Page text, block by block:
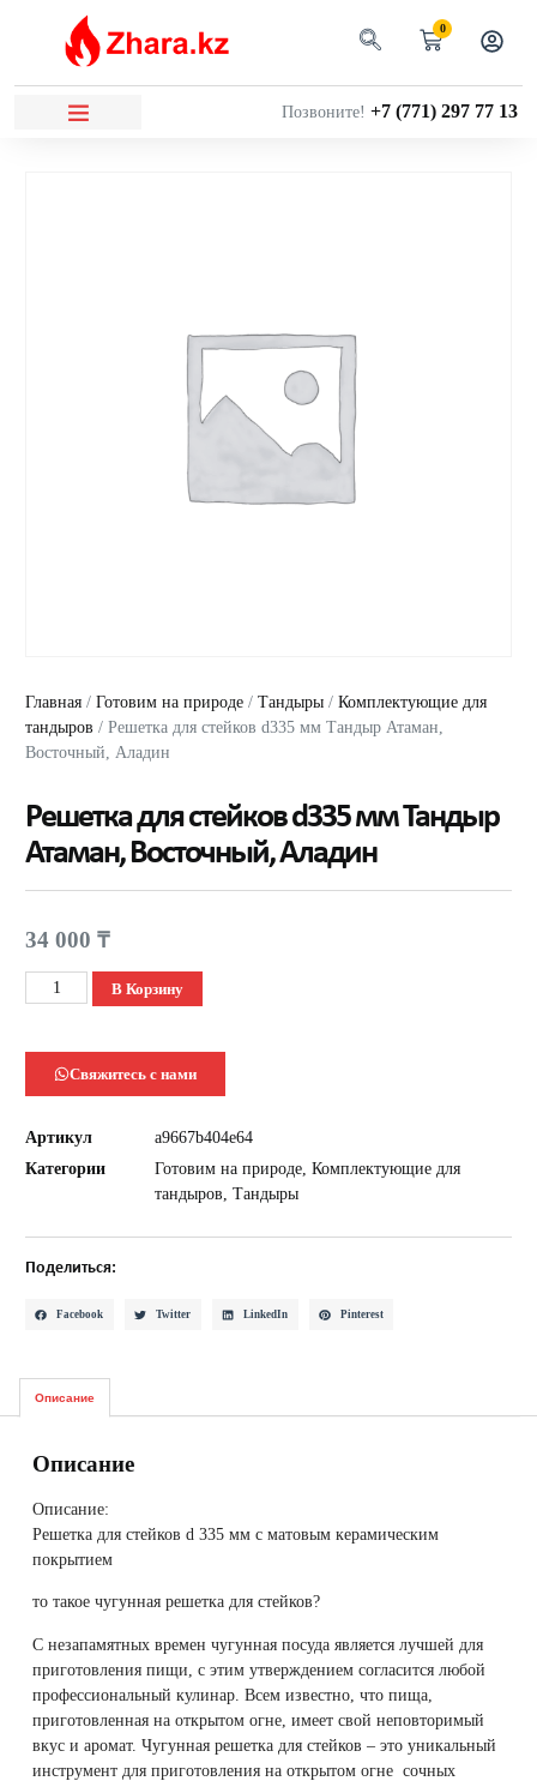
0
Позвоните! +7 (771) 297 77 13
Главная /Готовим на природе /Тандыры /Комплектующие для
тандыров / Решетка для стейков d335 мм Тандыр Атаман,
Восточный, Аладин
Решетка для стейков d335 мм Тандыр
Атаман, Восточный, Аладин
34 000₸
В Корзину
Свяжитесь с нами
Артикул
a9667b404e64
Категории
Готовим на природе,Комплектующие для
тандыров,Тандыры
Поделиться:
Facebook Twitter LinkedIn Pinterest
Описание
Описание
Описание:
Решетка для стейков d 335 мм с матовым керамическим
покрытием
то такое чугунная решетка для стейков?
С незапамятных времен чугунная посуда является лучшей для
приготовления пищи, с этим утверждением согласится любой
профессиональный кулинар. Всем известно, что пища,
приготовленная на открытом огне, имеет свой неповторимый
вкус и аромат. Чугунная решетка для стейков – это уникальный
инструмент для приготовления на открытом огне сочных